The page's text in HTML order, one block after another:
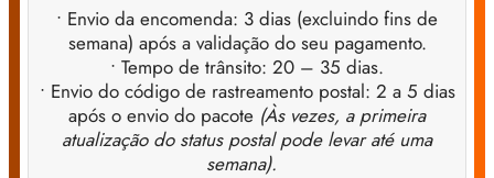
• Envio da encomenda: 3 dias (excluindo fins de
semana) após a validação do seu pagamento.
• Tempo de trânsito: 20 – 35 dias.
• Envio do código de rastreamento postal: 2 a 5 dias
após o envio do pacote (Às vezes, a primeira
atualização do status postal pode levar até uma
semana).